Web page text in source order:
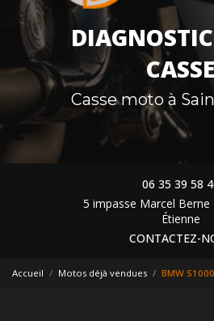
CASSE
Casse moto à
06 35 39 58
5 impasse Marcel Berne
Étienne
CONTACTEZ-
Accueil Motos déjà vendues BMW